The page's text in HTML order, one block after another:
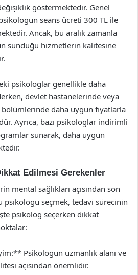
göstermektedir. Genel
seans ücreti 300 TL ile
Ancak, bu aralık zamanla
sunduğu hizmetlerin kalitesine
psikologlar genellikle daha
devlet hastanelerinde veya
daha uygun fiyatlarla
Ayrıca, bazı psikologlar indirimli
sunarak, daha uygun
Edilmesi Gerekenler
mental sağlıkları açısından son
psikologu seçmek, tedavi sürecinin
psikolog seçerken dikkat
Psikologun uzmanlık alanı ve
açısından önemlidir.